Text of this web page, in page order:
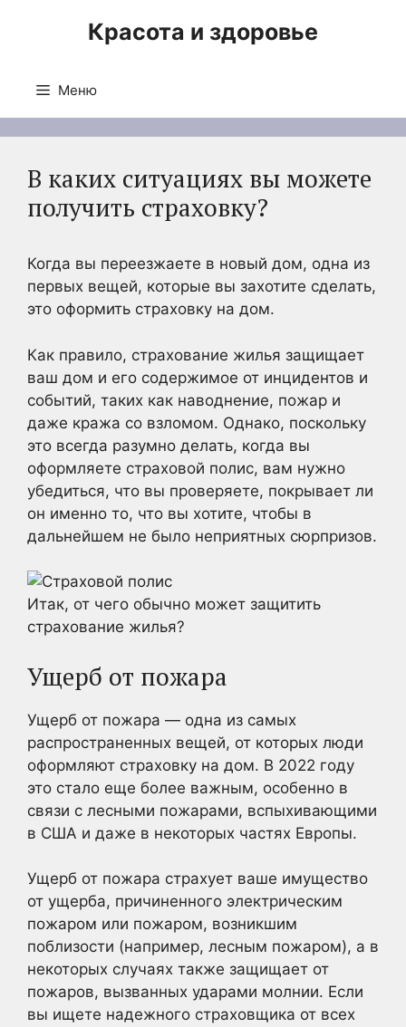
Красота и здоровье
Меню
В каких ситуациях вы можете
получить страховку?
Когда вы переезжаете в новый дом, одна из
первых вещей, которые вы захотите сделать,
это оформить страховку на дом.
Как правило, страхование жилья защищает
ваш дом и его содержимое от инцидентов и
событий, таких как наводнение, пожар и
даже кража со взломом. Однако, поскольку
это всегда разумно делать, когда вы
оформляете страховой полис, вам нужно
убедиться, что вы проверяете, покрывает ли
он именно то, что вы хотите, чтобы в
дальнейшем не было неприятных сюрпризов.
Итак, от чего обычно может защитить
страхование жилья?
Ущерб от пожара
Ущерб от пожара — одна из самых
распространенных вещей, от которых люди
оформляют страховку на дом. В 2022 году
это стало еще более важным, особенно в
связи с лесными пожарами, вспыхивающими
в США и даже в некоторых частях Европы.
Ущерб от пожара страхует ваше имущество
от ущерба, причиненного электрическим
пожаром или пожаром, возникшим
поблизости (например, лесным пожаром), а в
некоторых случаях также защищает от
пожаров, вызванных ударами молнии. Если
вы ищете надежного страховщика от всех